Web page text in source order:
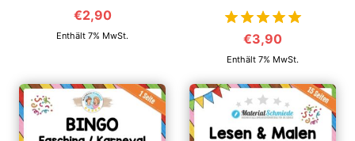
€2,90
Enthält 7% MwSt.
von 5
€3,90
Enthält 7% MwSt.